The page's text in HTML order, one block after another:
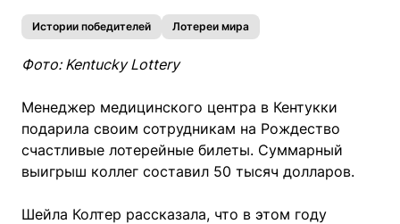
Истории победителей Лотереи мира
Фото: Kentucky Lottery
Менеджер медицинского центра в Кентукки
подарила своим сотрудникам на Рождество
счастливые лотерейные билеты. Суммарный
выигрыш коллег составил 50 тысяч долларов.
Шейла Колтер рассказала, что в этом году